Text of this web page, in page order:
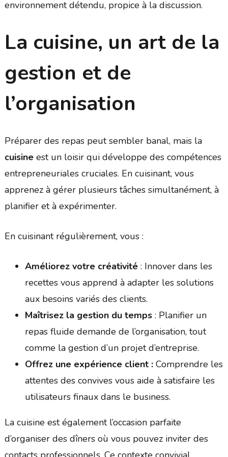
environnement détendu, propice à la discussion.
La cuisine, un art de la
gestion et de
l’organisation
Préparer des repas peut sembler banal, mais la
cuisineest un loisir qui développe des compétences
entrepreneuriales cruciales. En cuisinant, vous
apprenez à gérer plusieurs tâches simultanément, à
planifier et à expérimenter.
En cuisinant régulièrement, vous :
Améliorez votre créativité: Innover dans les
recettes vous apprend à adapter les solutions
aux besoins variés des clients.
Maîtrisez la gestion du temps: Planifier un
repas fluide demande de l’organisation, tout
comme la gestion d’un projet d’entreprise.
Offrez une expérience client :Comprendre les
attentes des convives vous aide à satisfaire les
utilisateurs finaux dans le business.
La cuisine est également l’occasion parfaite
d’organiser des dîners où vous pouvez inviter des